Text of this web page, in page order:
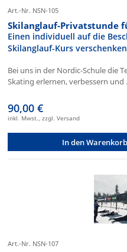
Art.-Nr. NSN-105
Skilanglauf-Privatstunde
Einen individuell auf die
Skilanglauf-Kurs
Bei uns in der Nordic-Schule die
Skating erlernen, verbessern und
90,00 €
inkl. Mwst., zzgl. Versand
In den Warenkorb
Art.-Nr. NSN-107